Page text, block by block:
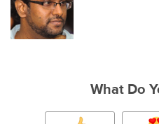
What Do